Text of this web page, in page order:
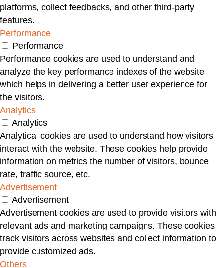
platforms, collect feedbacks, and other third-party
features.
Performance
Performance
Performance cookies are used to understand and
analyze the key performance indexes of the website
which helps in delivering a better user experience for
the visitors.
Analytics
Analytics
Analytical cookies are used to understand how visitors
interact with the website. These cookies help provide
information on metrics the number of visitors, bounce
rate, traffic source, etc.
Advertisement
Advertisement
Advertisement cookies are used to provide visitors with
relevant ads and marketing campaigns. These cookies
track visitors across websites and collect information to
provide customized ads.
Others